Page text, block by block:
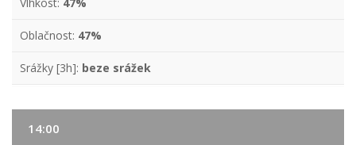
Oblačnost: 47%
Srážky [3h]: beze srážek
14:00